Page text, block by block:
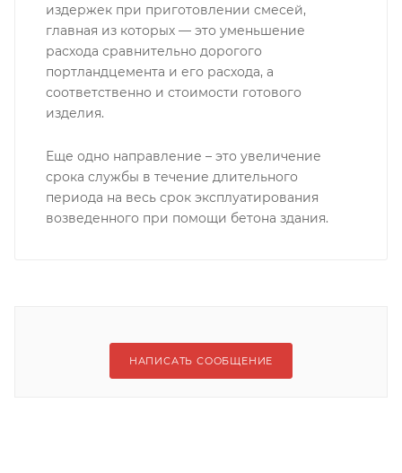
издержек при приготовлении смесей,
главная из которых — это уменьшение
расхода сравнительно дорогого
портландцемента и его расхода, а
соответственно и стоимости готового
изделия.
Еще одно направление – это увеличение
срока службы в течение длительного
периода на весь срок эксплуатирования
возведенного при помощи бетона здания.
НАПИСАТЬ СООБЩЕНИЕ